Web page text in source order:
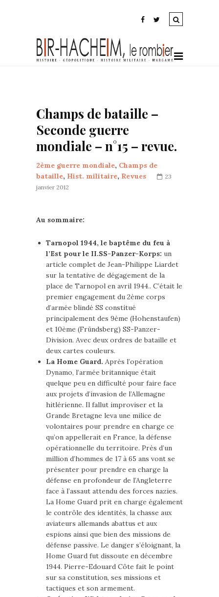
Champs de bataille –
Seconde guerre
mondiale – n°15 – revue.
2ème guerre mondiale, Champs de
bataille, Hist. militaire, Revues
23
janvier 2012
Au sommaire:
Tarnopol 1944, le baptême du feu à
l’Est pour le II.SS-Panzer-Korps: un
article complet de Jean-Philippe Liardet
sur la tentative de dégagement de la
place de Tarnopol en avril 1944.. C’était le
premier engagement du 2ème corps
d’armée blindé SS constitué
principalement des 9ème (Hohenstaufen)
et 10ème (Fründsberg) SS-Panzer-
Division. Avec deux ordres de bataille et
deux cartes couleurs.
La Home Guard. Après l’opération
Dynamo, l’armée britannique était
quelque peu en difficulté pour faire face
aux projets d’invasion de l’Allemagne
hitlérienne. Il fallut improviser et la
Grande Bretagne leva une milice de
volontaires pour prendre en charge ce
qu’on appellerait en France, la défense
opérationnelle du territoire. Près d’un
million d’hommes de 17 à 65 ans vont se
présenter pour prendre en charge la
défense en profondeur de l’Angleterre
face à l’assaut attendu des forces nazies.
La Home Guard prit en charge également
le contrôle des identités, la chasse aux
aviateurs allemands abattus et aux
espions ainsi que bien des missions de
défense passive. Le danger s’éloignant, la
Home Guard fut dissoute en décembre
1944. Pierre-Edouard Côte fait le point
sur sa constitution, ses missions et
tactiques et son armement.